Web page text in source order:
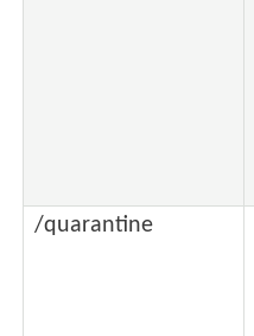
/quarantine